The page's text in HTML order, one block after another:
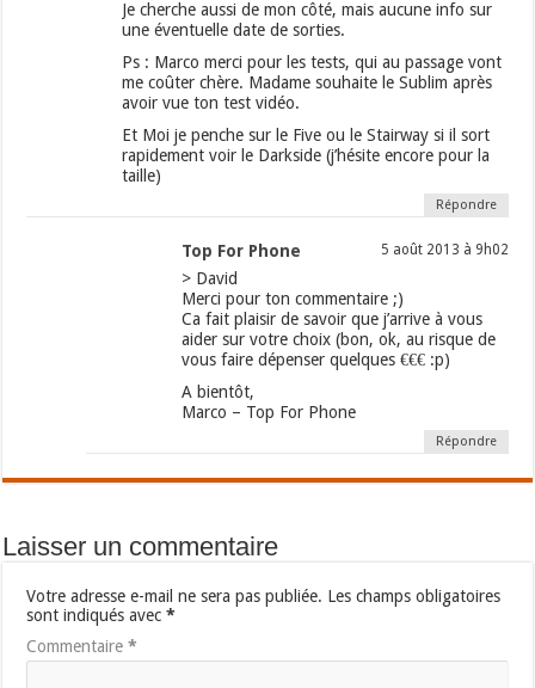
Je cherche aussi de mon côté, mais aucune info sur
une éventuelle date de sorties.
Ps : Marco merci pour les tests, qui au passage vont
me coûter chère. Madame souhaite le Sublim après
avoir vue ton test vidéo.
Et Moi je penche sur le Five ou le Stairway si il sort
rapidement voir le Darkside (j’hésite encore pour la
taille)
Répondre
Top For Phone 5 août 2013 à 9h02
> David
Merci pour ton commentaire ;)
Ca fait plaisir de savoir que j’arrive à vous
aider sur votre choix (bon, ok, au risque de
vous faire dépenser quelques €€€ :p)
A bientôt,
Marco – Top For Phone
Répondre
Laisser un commentaire
Votre adresse e-mail ne sera pas publiée. Les champs obligatoires
sont indiqués avec*
Commentaire*